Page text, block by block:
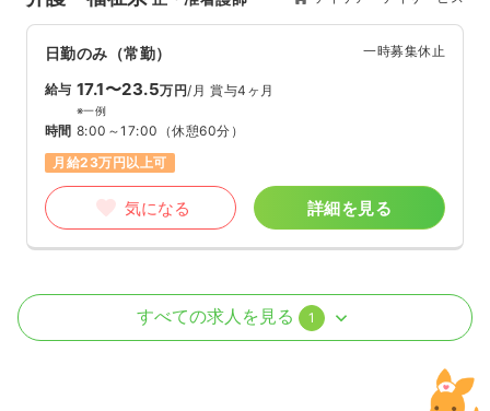
日勤のみ（常勤） 一時募集休止
給与 17.1〜23.5万円/月 賞与4ヶ月
※一例
時間 8:00～17:00 （休憩60分）
月給23万円以上可
気になる 詳細を見る
介護・福祉系正看護師
すべての求人を見る 1